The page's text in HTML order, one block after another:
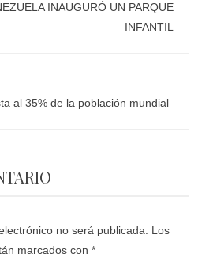
INAUGURÓ UN PARQUE
INFANTIL
al 35% de la población mundial
no será publicada. Los
marcados con *